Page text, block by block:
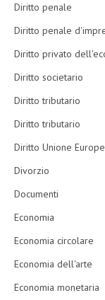
Diritto penale
Diritto penale
Diritto privato
Diritto societario
Diritto tributario
Diritto tributario
Diritto Unione
Divorzio
Documenti
Economia
Economia circolare
Economia dell'arte
Economia monetaria